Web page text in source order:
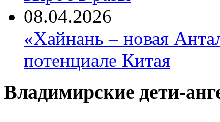
08.04.2026
«Хайнань – новая
потенциале Китая
Владимирские дети-